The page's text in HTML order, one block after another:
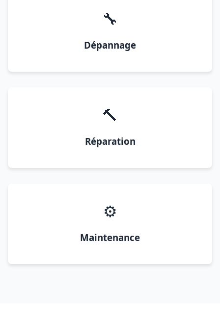
🔧
Dépannage
🔨
Réparation
⚙️
Maintenance